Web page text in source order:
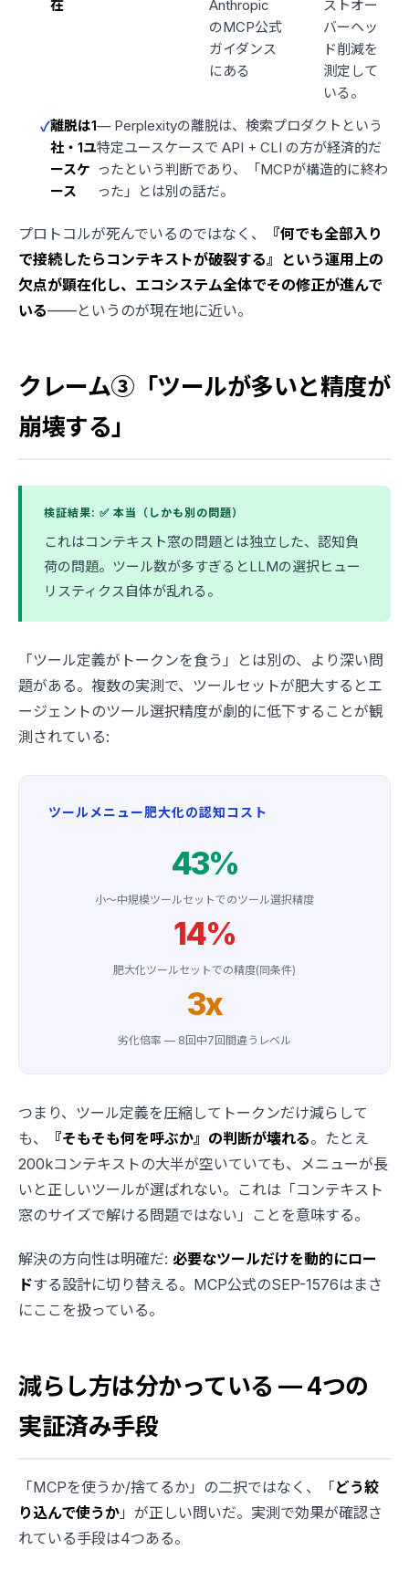
在
Anthropic
のMCP公式
ガイダンス
にある
ストオー
バーヘッ
ド削減を
測定して
いる。
離脱は1
社・1ユ
ースケ
ース
— Perplexityの離脱は、検索プロダクトという
特定ユースケースで API + CLI の方が経済的だ
ったという判断であり、「MCPが構造的に終わ
った」とは別の話だ。
プロトコルが死んでいるのではなく、
『何でも全部入り
で接続したらコンテキストが破裂する』という運用上の
欠点が顕在化し、エコシステム全体でその修正が進んで
いる——というのが現在地に近い。
クレーム③「ツールが多いと精度が
崩壊する」
検証結果: ✅ 本当（しかも別の問題）
これはコンテキスト窓の問題とは独立した、認知負
荷の問題。ツール数が多すぎるとLLMの選択ヒュー
リスティクス自体が乱れる。
「ツール定義がトークンを食う」とは別の、より深い問
題がある。複数の実測で、ツールセットが肥大するとエ
ージェントのツール選択精度が劇的に低下することが観
測されている:
ツールメニュー肥大化の認知コスト
43%
小〜中規模ツールセットでのツール選択精度
14%
肥大化ツールセットでの精度(同条件)
3x
劣化倍率 — 8回中7回間違うレベル
つまり、ツール定義を圧縮してトークンだけ減らして
も、
『そもそも何を呼ぶか』の判断が壊れる。たとえ
200kコンテキストの大半が空いていても、メニューが長
いと正しいツールが選ばれない。これは「コンテキスト
窓のサイズで解ける問題ではない」ことを意味する。
解決の方向性は明確だ: 必要なツールだけを動的にロー
ドする設計に切り替える。MCP公式のSEP-1576はまさ
にここを扱っている。
減らし方は分かっている — 4つの
実証済み手段
「MCPを使うか/捨てるか」の二択ではなく、「どう絞
り込んで使うか 」が正しい問いだ。実測で効果が確認さ
れている手段は4つある。